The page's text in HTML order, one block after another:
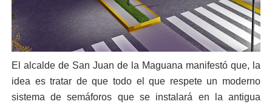
El alcalde de San Juan de la Maguana manifestó que, la
idea es tratar de que todo el que respete un moderno
sistema de semáforos que se instalará en la antigua